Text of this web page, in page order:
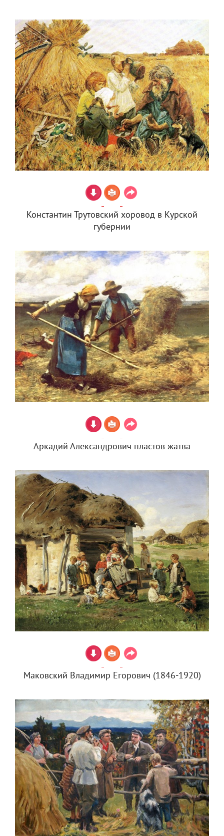
Константин Трутовский хоровод в Курской
губернии
Аркадий Александрович пластов жатва
Маковский Владимир Егорович (1846-1920)